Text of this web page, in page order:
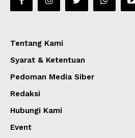
Tentang Kami
Syarat & Ketentuan
Pedoman Media Siber
Redaksi
Hubungi Kami
Event